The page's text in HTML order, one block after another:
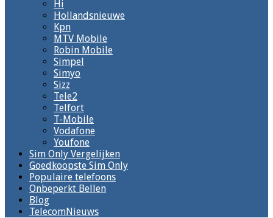
Hi
Hollandsnieuwe
Kpn
MTV Mobile
Robin Mobile
Simpel
Simyo
Sizz
Tele2
Telfort
T-Mobile
Vodafone
Youfone
Sim Only Vergelijken
Goedkoopste Sim Only
Populaire telefoons
Onbeperkt Bellen
Blog
TelecomNieuws